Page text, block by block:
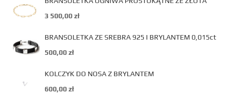
3 500,00zł
BRANSOLETKA ZE SREBRA 925 I BRYLANTEM 0,015ct
500,00zł
KOLCZYK DO NOSA Z BRYLANTEM
600,00zł